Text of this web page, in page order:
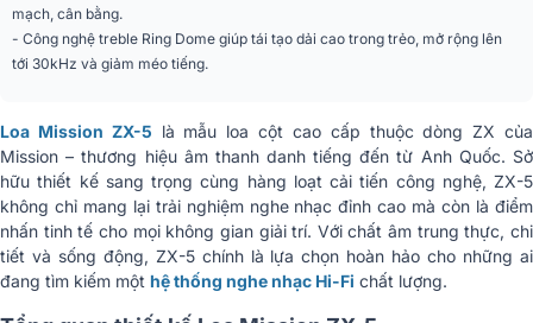
Tần số chéo
Mở rộng dải bass
Mức áp suất âm thanh
cực đại (Peak SPL)
114dB
Kích thước (R x C x S) 1155 x 265 x (400+12) mm
Trọng lượng tịnh 31,2 kg/chiếc
mạch, cân bằng.
- Công nghệ treble Ring Dome giúp tái tạo dải cao trong trẻo, mở rộng lên
tới 30kHz và giảm méo tiếng.
Loa Mission ZX-5 là mẫu loa cột cao cấp thuộc dòng ZX của
Mission – thương hiệu âm thanh danh tiếng đến từ Anh Quốc. Sở
hữu thiết kế sang trọng cùng hàng loạt cải tiến công nghệ, ZX-5
không chỉ mang lại trải nghiệm nghe nhạc đỉnh cao mà còn là điểm
nhấn tinh tế cho mọi không gian giải trí. Với chất âm trung thực, chi
tiết và sống động, ZX-5 chính là lựa chọn hoàn hảo cho những ai
đang tìm kiếm một hệ thống nghe nhạc Hi-Fi chất lượng.